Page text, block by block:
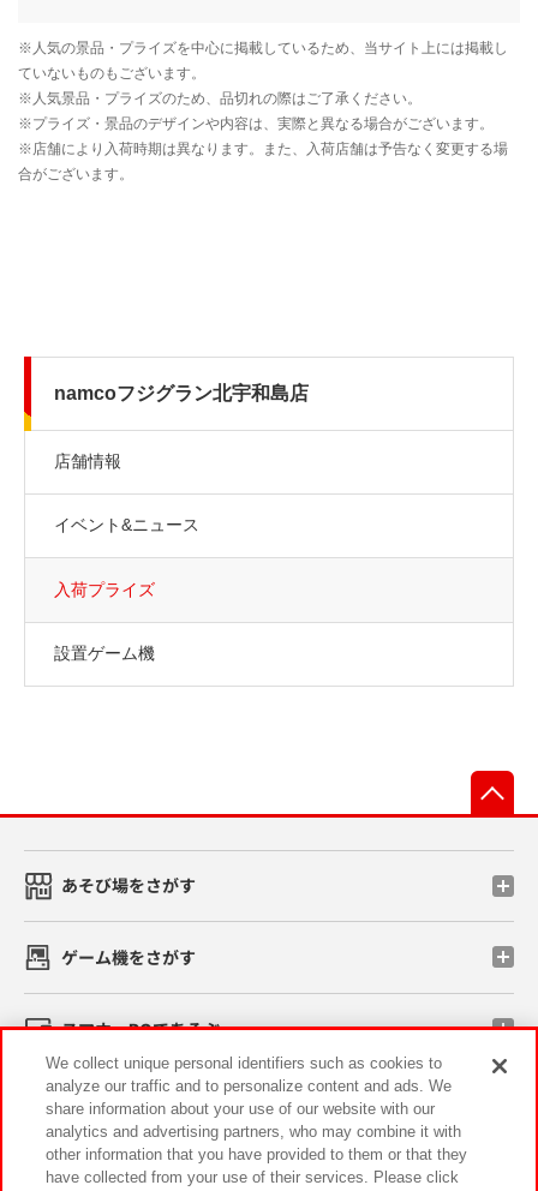
namcoフジグラン北宇和島店
店舗情報
イベント&ニュース
入荷プライズ
設置ゲーム機
あそび場をさがす
ゲーム機をさがす
スマホ・PCであそぶ
イベント・キャンペーン
We collect unique personal identifiers such as cookies to
analyze our traffic and to personalize content and ads. We
share information about your use of our website with our
analytics and advertising partners, who may combine it with
other information that you have provided to them or that they
have collected from your use of their services. Please click